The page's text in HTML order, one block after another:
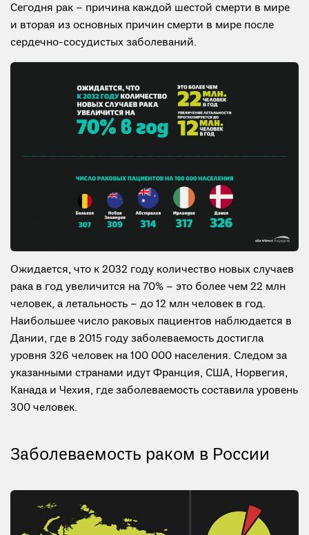
Сегодня рак – причина каждой шестой смерти в мире
и вторая из основных причин смерти в мире после
сердечно-сосудистых заболеваний.
Ожидается, что к 2032 году количество новых случаев
рака в год увеличится на 70% – это более чем 22 млн
человек, а летальность – до 12 млн человек в год.
Наибольшее число раковых пациентов наблюдается в
Дании, где в 2015 году заболеваемость достигла
уровня 326 человек на 100 000 населения. Следом за
указанными странами идут Франция, США, Норвегия,
Канада и Чехия, где заболеваемость составила уровень
300 человек.
Заболеваемость раком в России